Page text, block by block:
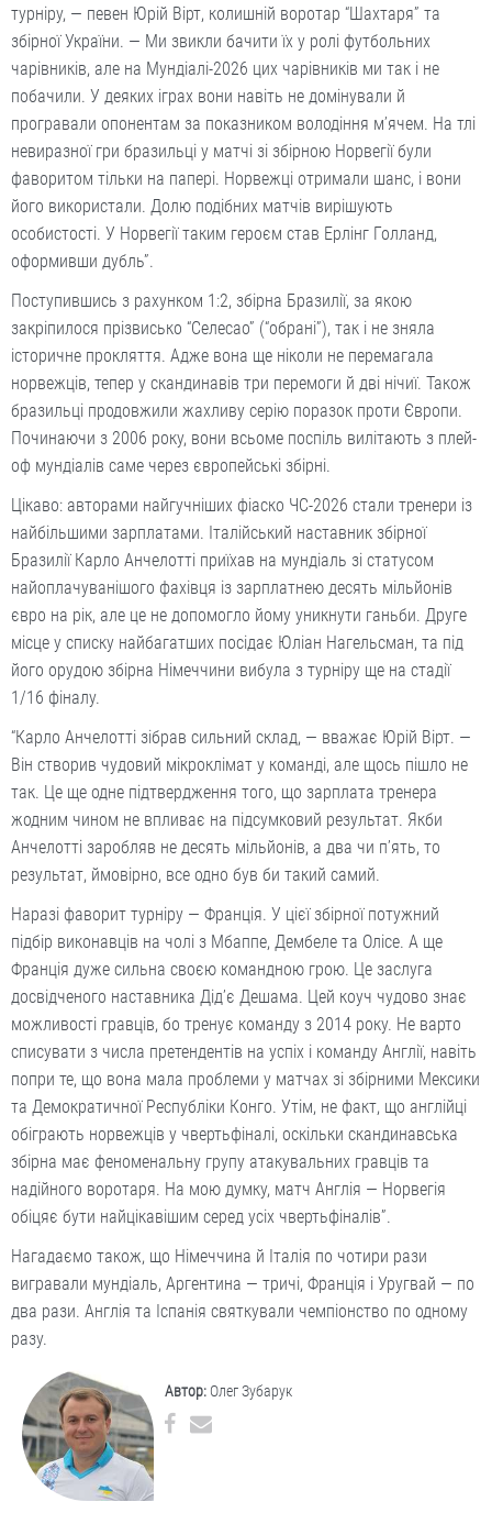
турніру, — певен Юрій Вірт, колишній воротар “Шахтаря” та
збірної України. — Ми звикли бачити їх у ролі футбольних
чарівників, але на Мундіалі-2026 цих чарівників ми так і не
побачили. У деяких іграх вони навіть не домінували й
програвали опонентам за показником володіння м’ячем. На тлі
невиразної гри бразильці у матчі зі збірною Норвегії були
фаворитом тільки на папері. Норвежці отримали шанс, і вони
його використали. Долю подібних матчів вирішують
особистості. У Норвегії таким героєм став Ерлінг Голланд,
оформивши дубль”.
Поступившись з рахунком 1:2, збірна Бразилії, за якою
закріпилося прізвисько “Селесао” (“обрані”), так і не зняла
історичне прокляття. Адже вона ще ніколи не перемагала
норвежців, тепер у скандинавів три перемоги й дві нічиї. Також
бразильці продовжили жахливу серію поразок проти Європи.
Починаючи з 2006 року, вони всьоме поспіль вилітають з плей-
оф мундіалів саме через європейські збірні.
Цікаво: авторами найгучніших фіаско ЧС-2026 стали тренери із
найбільшими зарплатами. Італійський наставник збірної
Бразилії Карло Анчелотті приїхав на мундіаль зі статусом
найоплачуванішого фахівця із зарплатнею десять мільйонів
євро на рік, але це не допомогло йому уникнути ганьби. Друге
місце у списку найбагатших посідає Юліан Нагельсман, та під
його орудою збірна Німеччини вибула з турніру ще на стадії
1/16 фіналу.
“Карло Анчелотті зібрав сильний склад, — вважає Юрій Вірт. —
Він створив чудовий мікроклімат у команді, але щось пішло не
так. Це ще одне підтвердження того, що зарплата тренера
жодним чином не впливає на підсумковий результат. Якби
Анчелотті заробляв не десять мільйонів, а два чи п’ять, то
результат, ймовірно, все одно був би такий самий.
Наразі фаворит турніру — Франція. У цієї збірної потужний
підбір виконавців на чолі з Мбаппе, Дембеле та Олісе. А ще
Франція дуже сильна своєю командною грою. Це заслуга
досвідченого наставника Дід’є Дешама. Цей коуч чудово знає
можливості гравців, бо тренує команду з 2014 року. Не варто
списувати з числа претендентів на успіх і команду Англії, навіть
попри те, що вона мала проблеми у матчах зі збірними Мексики
та Демократичної Республіки Конго. Утім, не факт, що англійці
обіграють норвежців у чвертьфіналі, оскільки скандинавська
збірна має феноменальну групу атакувальних гравців та
надійного воротаря. На мою думку, матч Англія — Норвегія
обіцяє бути найцікавішим серед усіх чвертьфіналів”.
Нагадаємо також, що Німеччина й Італія по чотири рази
вигравали мундіаль, Аргентина — тричі, Франція і Уругвай — по
два рази. Англія та Іспанія святкували чемпіонство по одному
разу.
Автор: Олег Зубарук